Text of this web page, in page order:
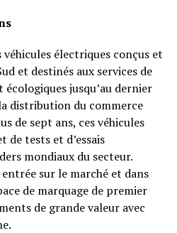
électriques conçus et
et destinés aux services de
jusqu’au dernier
distribution du commerce
de sept ans, ces véhicules
de tests et d’essais
mondiaux du secteur.
sur le marché et dans
de marquage de premier
de grande valeur avec